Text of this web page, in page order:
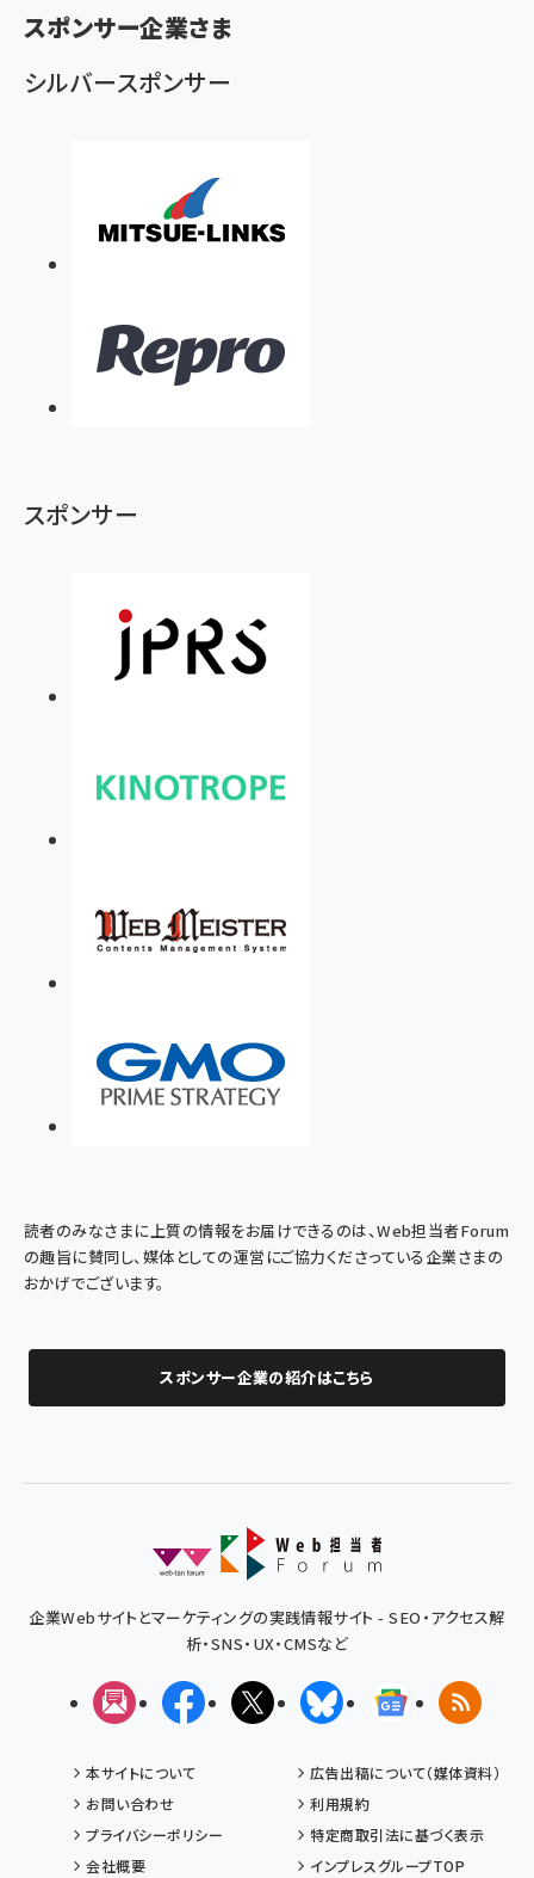
ず
スポンサー企業さま
シルバースポンサー
スポンサー
読者のみなさまに上質の情報をお届けできるのは、Web担当者Forum
の趣旨に賛同し、媒体としての運営にご協力くださっている企業さまの
おかげでございます。
スポンサー企業の紹介はこちら
企業Webサイトとマーケティングの実践情報サイト - SEO・アクセス解
析・SNS・UX・CMSなど
メルマガFacebookX(エックス)BlueskyGoogleニュ
RSS
本サイトについて
広告出稿について（媒体資料）
お問い合わせ
利用規約
プライバシーポリシー
特定商取引法に基づく表示
会社概要
インプレスグループTOP